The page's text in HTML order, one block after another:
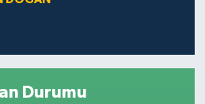
Durumu